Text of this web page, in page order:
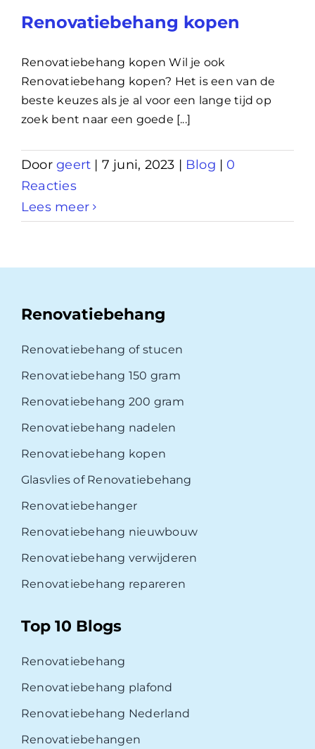
Renovatiebehang kopen
Renovatiebehang kopen Wil je ook
Renovatiebehang kopen? Het is een van de
beste keuzes als je al voor een lange tijd op
zoek bent naar een goede [...]
Doorgeert | 7 juni, 2023 | Blog | 0
Reacties
Lees meer
Renovatiebehang
Renovatiebehang of stucen
Renovatiebehang 150 gram
Renovatiebehang 200 gram
Renovatiebehang nadelen
Renovatiebehang kopen
Glasvlies of Renovatiebehang
Renovatiebehanger
Renovatiebehang nieuwbouw
Renovatiebehang verwijderen
Renovatiebehang repareren
Top 10 Blogs
Renovatiebehang
Renovatiebehang plafond
Renovatiebehang Nederland
Renovatiebehangen